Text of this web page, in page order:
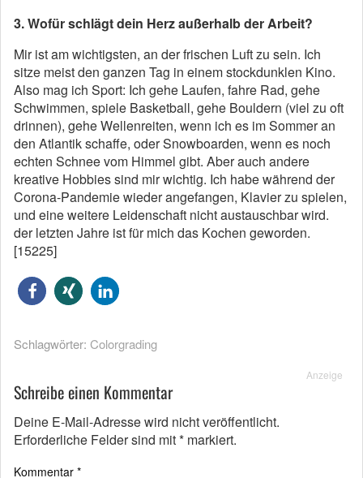
3. Wofür schlägt dein Herz außerhalb der Arbeit?
Mir ist am wichtigsten, an der frischen Luft zu sein. Ich
sitze meist den ganzen Tag in einem stockdunklen Kino.
Also mag ich Sport: Ich gehe Laufen, fahre Rad, gehe
Schwimmen, spiele Basketball, gehe Bouldern (viel zu oft
drinnen), gehe Wellenreiten, wenn ich es im Sommer an
den Atlantik schaffe, oder Snowboarden, wenn es noch
echten Schnee vom Himmel gibt. Aber auch andere
kreative Hobbies sind mir wichtig. Ich habe während der
Corona-Pandemie wieder angefangen, Klavier zu spielen,
und eine weitere Leidenschaft nicht austauschbar wird.
der letzten Jahre ist für mich das Kochen geworden.
[15225]
Schlagwörter: Colorgrading
Anzeige
Schreibe einen Kommentar
Deine E-Mail-Adresse wird nicht veröffentlicht.
Erforderliche Felder sind mit* markiert.
Kommentar *